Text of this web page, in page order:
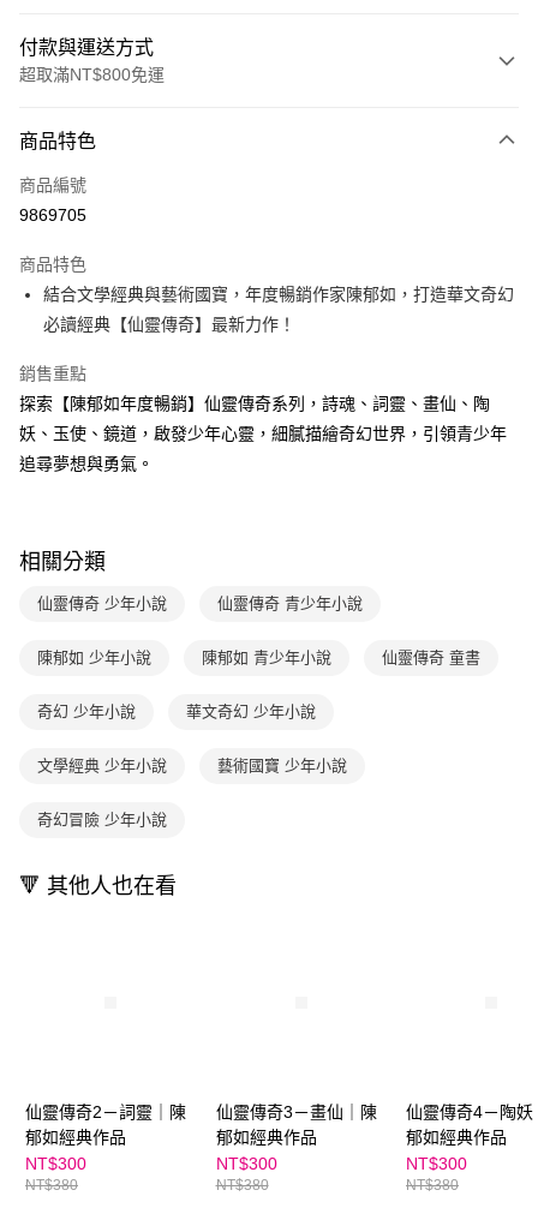
付款與運送方式
超取滿NT$800免運
信用卡一次付款
LINE Pay
大哥付你分期
相關說明
1.本服務由台灣大哥大提供，台灣大哥大用戶可立即使用無須另外申請。
流程，驗證手機門號後，選擇欲分期的期數、繳款截止日，確認付款後即完
成交易。
3.實際核准額度、可分期數及費用金額請依後續交易確認頁面所載為準。
4.訂單成立30分鐘內，如未前往確認交易或遇審核未通過，訂單將自動取
1.分期款項不併入電信帳單，「大哥付你分期」於每月結算日後寄送繳費提
2.透過簡訊連結打開帳單後，可選擇「超商條碼／台灣大直營門市／銀行轉
【注意事項】
用戶於交易時，得透過本服務購買商品或服務，並由商店將買賣／分期付款
2.基於同意付款使用「大哥付你分期」之契約關係目的，商店將以您的個人
資料（包含姓名、電話或地址）提供予台灣大哥大進項蒐集、處理及利用，
3.完整用戶服務條款，請詳閱以下連結：
AFTEE先享後付
相關說明
AFTEE先享後付是「在收到商品之後才付款」的支付方式。 讓您購物簡單
便利好安心！
【「AFTEE先享後付」結帳流程】
１．於結帳方式選擇「AFTEE先享後付」後，將跳轉至「AFTEE先享後付」
結帳頁面，進行簡訊認證並確認金額後，即可完成結帳。
３．收到繳費通知簡訊後14天內，點擊此簡訊中的連結，可透過四大超商／
※ 請注意：結帳手續完成當下不需立刻繳費，但若您需要取消訂單，請聯絡
購買商品的店家。未經商家同意取消之訂單仍視為有效，需透過AFTEE先享
※ 交易是否成功請以「AFTEE先享後付 」之結帳頁面顯示為準，若有關於
客戶支援中心」
https://netprotections.freshdesk.com/support/home
１．透過由恩沛科技股份有限公司提供之「AFTEE先享後付」服務完成之交
易，需依本服務之必要範圍內提供個人資料，並將交易相關給付款項請求債
５．嚴禁一人註冊多個帳號或使用他人資訊註冊。若發現惡意使用之情形，
恩沛科技股份有限公司將有權停止該用戶之使用額度並採取法律行動。
ATM付款
每筆NT$70，滿NT$800(含以上)免運費
付款後7-11取貨
每筆NT$70，滿NT$800(含以上)免運費
離島宅配（澎湖、金門、馬祖、小琉球；不適用於郵局i郵箱）
商品特色
商品編號
9869705
商品特色
結合文學經典與藝術國寶，年度暢銷作家陳郁如，打造華文奇幻
必讀經典【仙靈傳奇】最新力作！
銷售重點
探索【陳郁如年度暢銷】仙靈傳奇系列，詩魂、詞靈、畫仙、陶
妖、玉使、鏡道，啟發少年心靈，細膩描繪奇幻世界，引領青少年
追尋夢想與勇氣。
相關分類
仙靈傳奇 少年小說 仙靈傳奇 青少年小說
陳郁如 少年小說 陳郁如 青少年小說 仙靈傳奇 童書
奇幻 少年小說 華文奇幻 少年小說
文學經典 少年小說 藝術國寶 少年小說
奇幻冒險 少年小說
🔻 其他人也在看
仙靈傳奇2－詞靈｜陳
郁如經典作品
NT$300
NT$380
仙靈傳奇3－畫仙｜陳
郁如經典作品
NT$300
NT$380
仙靈傳奇4－陶妖
郁如經典作品
NT$300
NT$380